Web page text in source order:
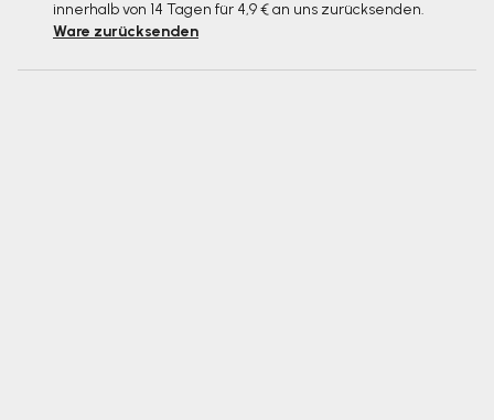
innerhalb von 14 Tagen für 4,9 € an uns zurücksenden.
Ware zurücksenden